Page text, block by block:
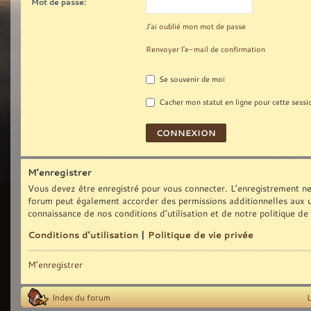
J’ai oublié mon mot de passe
Renvoyer l’e-mail de confirmation
Se souvenir de moi
Cacher mon statut en ligne pour cette
M’enregistrer
Vous devez être enregistré pour vous connecter. L’enregistrement
forum peut également accorder des permissions additionnelles
connaissance de nos conditions d’utilisation et de notre politique
Conditions d’utilisation | Politique de vie privée
M’enregistrer
Index du forum